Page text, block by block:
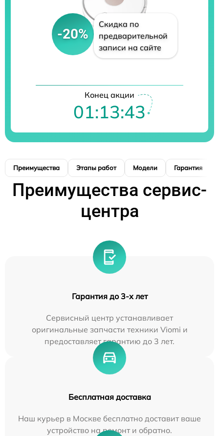
-20%
Скидка по
предварительной
записи на сайте
Конец акции
01:13:42
Преимущества Этапы работ Модели Гарантия
Преимущества сервис-
центра
Гарантия до 3-х лет
Сервисный центр устанавливает
оригинальные запчасти техники Viomi и
предоставляет гарантию до 3 лет.
Бесплатная доставка
Наш курьер в Москве бесплатно доставит ваше
устройство на ремонт и обратно.